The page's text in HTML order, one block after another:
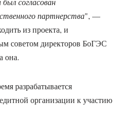
партнерства", —
из проекта, и
советом директоров БоГЭС
она.
разрабатывается
организации к участию